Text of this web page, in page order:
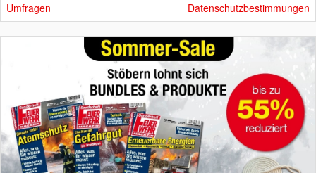
Umfragen Datenschutzbestimmungen